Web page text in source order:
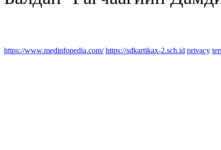
https://www.medinfopedia.com/ https://sdkartikax-2.sch.id privacy